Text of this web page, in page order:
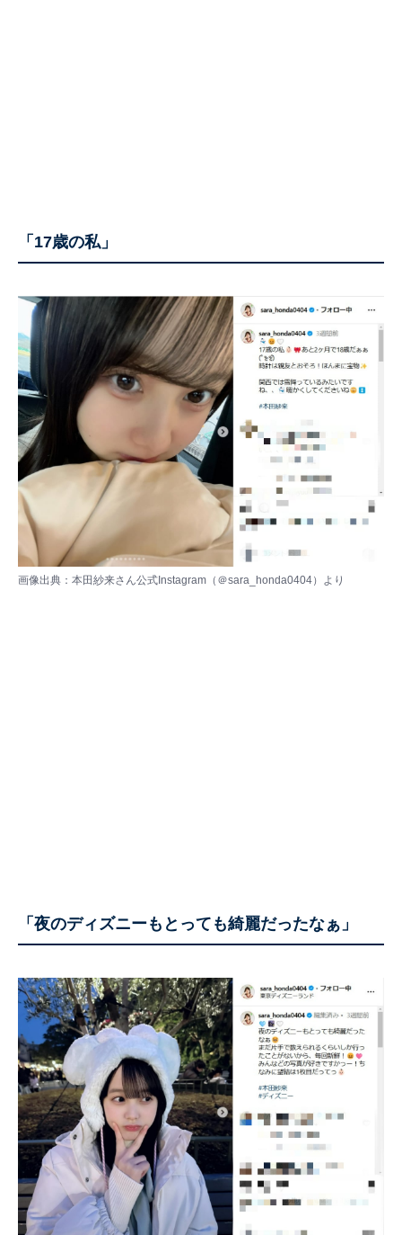
「17歳の私」
画像出典：本田紗来さん公式Instagram（ ＠sara_honda0404）より
「夜のディズニーもとっても綺麗だったなぁ」